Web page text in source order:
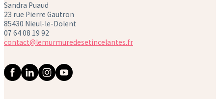
Sandra Puaud
23 rue Pierre Gautron
85430 Nieul-le-Dolent
07 64 08 19 92
contact@lemurmuredesetincelantes.fr